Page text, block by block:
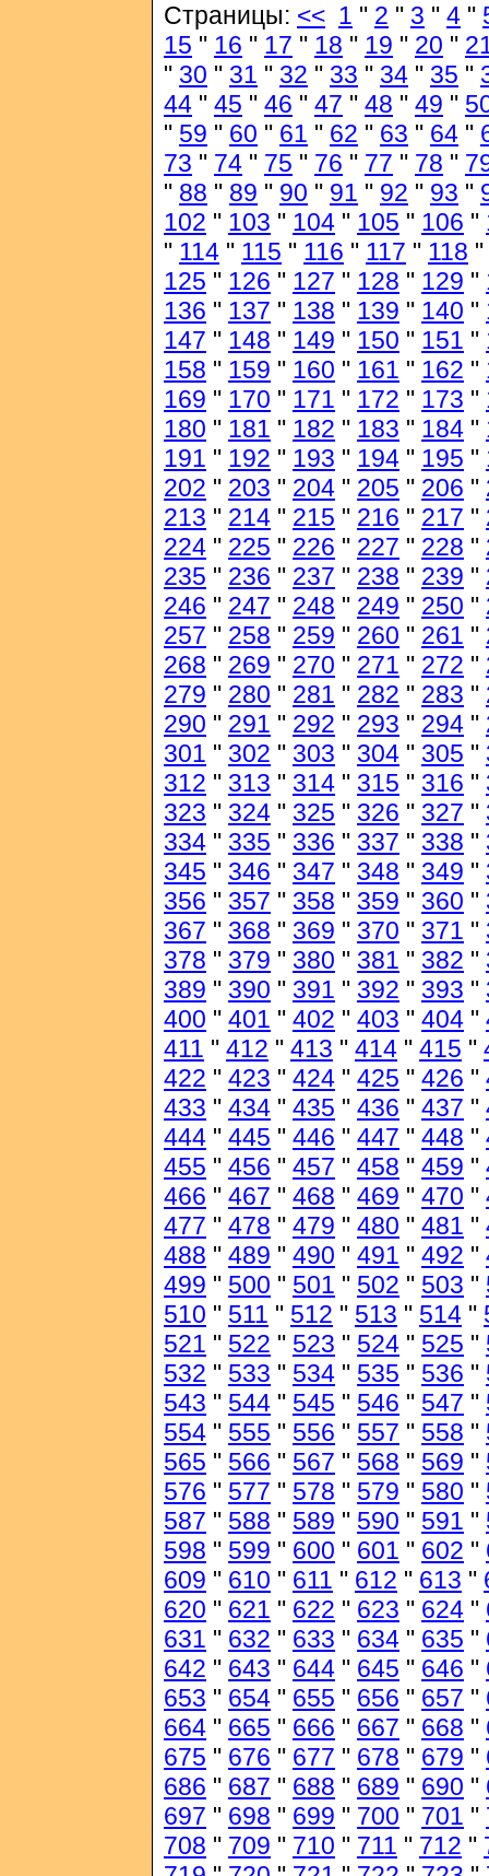
Страницы: << 1 " 2 " 3 " 4 "
15 " 16 " 17 " 18 " 19 " 20 "
" 30 " 31 " 32 " 33 " 34 " 35 "
44 " 45 " 46 " 47 " 48 " 49 "
" 59 " 60 " 61 " 62 " 63 " 64 "
73 " 74 " 75 " 76 " 77 " 78 "
" 88 " 89 " 90 " 91 " 92 " 93 "
102 " 103 " 104 " 105 " 106 "
" 114 " 115 " 116 " 117 " 118 "
125 " 126 " 127 " 128 " 129 "
136 " 137 " 138 " 139 " 140 "
147 " 148 " 149 " 150 " 151 "
158 " 159 " 160 " 161 " 162 "
169 " 170 " 171 " 172 " 173 "
180 " 181 " 182 " 183 " 184 "
191 " 192 " 193 " 194 " 195 "
202 " 203 " 204 " 205 " 206 "
213 " 214 " 215 " 216 " 217 "
224 " 225 " 226 " 227 " 228 "
235 " 236 " 237 " 238 " 239 "
246 " 247 " 248 " 249 " 250 "
257 " 258 " 259 " 260 " 261 "
268 " 269 " 270 " 271 " 272 "
279 " 280 " 281 " 282 " 283 "
290 " 291 " 292 " 293 " 294 "
301 " 302 " 303 " 304 " 305 "
312 " 313 " 314 " 315 " 316 "
323 " 324 " 325 " 326 " 327 "
334 " 335 " 336 " 337 " 338 "
345 " 346 " 347 " 348 " 349 "
356 " 357 " 358 " 359 " 360 "
367 " 368 " 369 " 370 " 371 "
378 " 379 " 380 " 381 " 382 "
389 " 390 " 391 " 392 " 393 "
400 " 401 " 402 " 403 " 404 "
411 " 412 " 413 " 414 " 415 "
422 " 423 " 424 " 425 " 426 "
433 " 434 " 435 " 436 " 437 "
444 " 445 " 446 " 447 " 448 "
455 " 456 " 457 " 458 " 459 "
466 " 467 " 468 " 469 " 470 "
477 " 478 " 479 " 480 " 481 "
488 " 489 " 490 " 491 " 492 "
499 " 500 " 501 " 502 " 503 "
510 " 511 " 512 " 513 " 514 "
521 " 522 " 523 " 524 " 525 "
532 " 533 " 534 " 535 " 536 "
543 " 544 " 545 " 546 " 547 "
554 " 555 " 556 " 557 " 558 "
565 " 566 " 567 " 568 " 569 "
576 " 577 " 578 " 579 " 580 "
587 " 588 " 589 " 590 " 591 "
598 " 599 " 600 " 601 " 602 "
609 " 610 " 611 " 612 " 613 "
620 " 621 " 622 " 623 " 624 "
631 " 632 " 633 " 634 " 635 "
642 " 643 " 644 " 645 " 646 "
653 " 654 " 655 " 656 " 657 "
664 " 665 " 666 " 667 " 668 "
675 " 676 " 677 " 678 " 679 "
686 " 687 " 688 " 689 " 690 "
697 " 698 " 699 " 700 " 701 "
708 " 709 " 710 " 711 " 712 "